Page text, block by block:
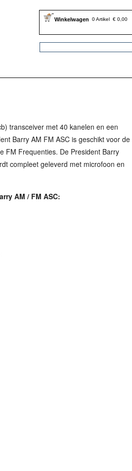
Winkelwagen 0 Artikel € 0,00
transceiver met 40 kanelen en een
Barry AM FM ASC is geschikt voor de
FM Frequenties. De President Barry
compleet geleverd met microfoon en
AM / FM ASC: